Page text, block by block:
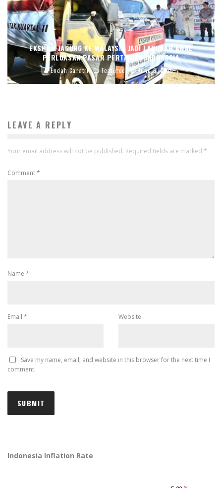
EKSPOR JAGUNG KE MALAYSIA JADI LANGKAH AWAL
PERLUASAN PASAR PERTANIAN INDONESIA
Endah Caratri Featured June 6, 2025
LEAVE A REPLY
Your email address will not be published. Required fields are marked *
Comment*
Name *
Email * Website
Save my name, email, and website in this browser for the next time I
comment.
Indonesia Inflation Rate